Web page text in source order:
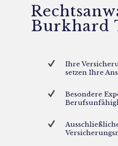
Burkhard
Ihre
setzen Ihre
Besondere